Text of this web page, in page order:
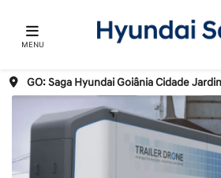
MENU
GO: Saga Hyundai Goiânia Cidade